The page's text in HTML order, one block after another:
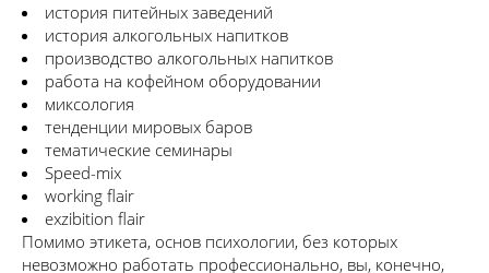
история питейных заведений
история алкогольных напитков
производство алкогольных напитков
работа на кофейном оборудовании
миксология
тенденции мировых баров
тематические семинары
Speed-mix
working flair
exzibition flair
Помимо этикета, основ психологии, без которых
невозможно работать профессионально, вы, конечно,